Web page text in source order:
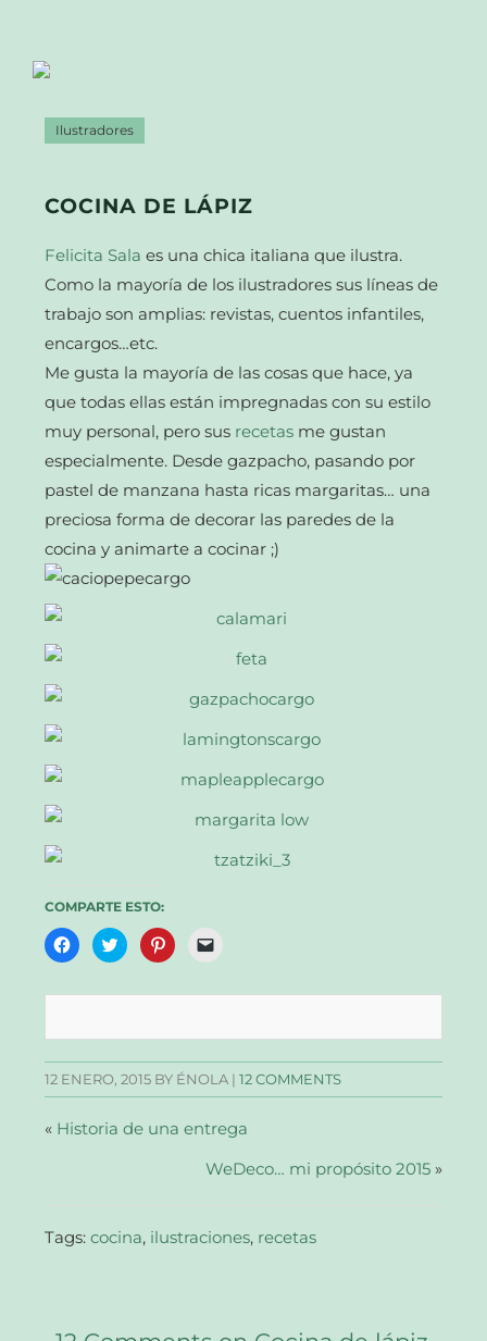
Ilustradores
COCINA DE LÁPIZ
Felicita Sala es una chica italiana que ilustra.
Como la mayoría de los ilustradores sus líneas de
trabajo son amplias: revistas, cuentos infantiles,
encargos…etc.
Me gusta la mayoría de las cosas que hace, ya
que todas ellas están impregnadas con su estilo
muy personal, pero sus recetas me gustan
especialmente. Desde gazpacho, pasando por
pastel de manzana hasta ricas margaritas… una
preciosa forma de decorar las paredes de la
cocina y animarte a cocinar ;)
COMPARTE ESTO:
Haz
clic
en
abre
una
ventana
nueva)
Haz
clic
en
abre
una
ventana
nueva)
Haz
clic
en
abre
una
ventana
nueva)
Haz
clic
un
correo
a
un
amigo
abre
en
ventana
12 ENERO, 2015 BY ÉNOLA |12 COMMENTS
« Historia de una entrega
WeDeco… mi propósito 2015»
Tags:cocina, ilustraciones, recetas